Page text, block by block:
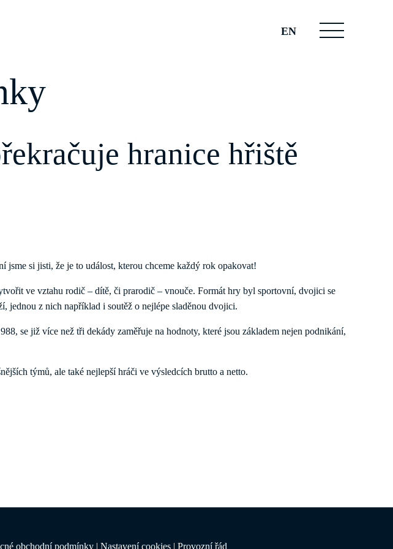
EN
hranice hřiště
si jisti, že je to událost, kterou chceme každý rok opakovat!
ve vztahu rodič – dítě, či prarodič – vnouče. Formát hry byl sportovní, dvojici se
jednou z nich například i soutěž o nejlépe sladěnou dvojici.
se již více než tři dekády zaměřuje na hodnoty, které jsou základem nejen podnikání,
týmů, ale také nejlepší hráči ve výsledcích brutto a netto.
obchodní podmínky | Nastavení cookies | Provozní řád